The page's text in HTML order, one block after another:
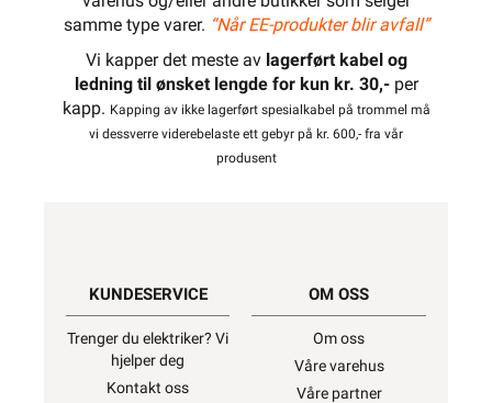
samme type varer. “Når EE-produkter blir avfall”
Vi kapper det meste av lagerført kabel og
ledning til ønsket lengde for kun kr. 30,-per
kapp. Kapping av ikke lagerført spesialkabel på trommel må
vi dessverre viderebelaste ett gebyr på kr. 600,- fra vår
produsent
KUNDESERVICE
Trenger du elektriker? Vi
hjelper deg
Kontakt oss
OM OSS
Om oss
Våre varehus
Våre partner